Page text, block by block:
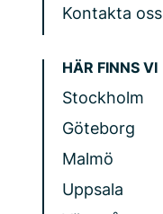
Kontakta oss
HÄR FINNS VI
Stockholm
Göteborg
Malmö
Uppsala